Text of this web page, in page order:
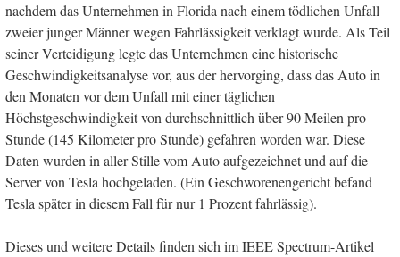
nachdem das Unternehmen in Florida nach einem tödlichen Unfall
zweier junger Männer wegen Fahrlässigkeit verklagt wurde. Als Teil
seiner Verteidigung legte das Unternehmen eine historische
Geschwindigkeitsanalyse vor, aus der hervorging, dass das Auto in
den Monaten vor dem Unfall mit einer täglichen
Höchstgeschwindigkeit von durchschnittlich über 90 Meilen pro
Stunde (145 Kilometer pro Stunde) gefahren worden war. Diese
Daten wurden in aller Stille vom Auto aufgezeichnet und auf die
Server von Tesla hochgeladen. (Ein Geschworenengericht befand
Tesla später in diesem Fall für nur 1 Prozent fahrlässig).
Dieses und weitere Details finden sich im IEEE Spectrum-Artikel